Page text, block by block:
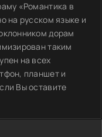
«Романтика в
на русском языке и
дорам
таким
на всех
планшет и
Вы оставите